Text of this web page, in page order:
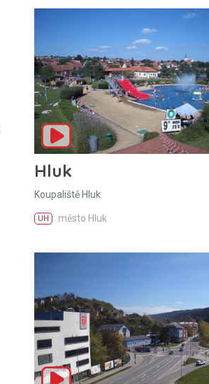
Hluk
Koupaliště Hluk
UH město Hluk